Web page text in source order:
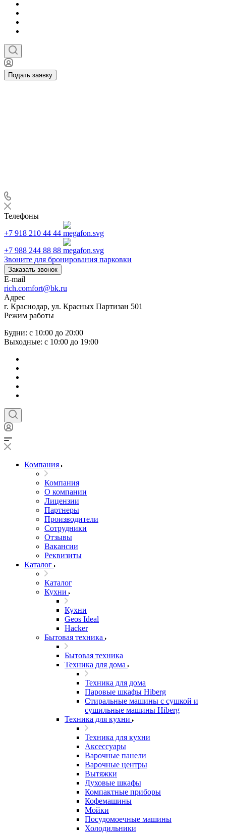
Подать заявку
Телефоны
+7 918 210 44 44
+7 988 244 88 88
Звоните для бронирования парковки
Заказать звонок
E-mail
rich.comfort@bk.ru
Адрес
г. Краснодар, ул. Красных Партизан 501
Режим работы
Будни: с 10:00 до 20:00
Выходные: с 10:00 до 19:00
Компания
Компания
О компании
Лицензии
Партнеры
Производители
Сотрудники
Отзывы
Вакансии
Реквизиты
Каталог
Каталог
Кухни
Кухни
Geos Ideal
Hacker
Бытовая техника
Бытовая техника
Техника для дома
Техника для дома
Паровые шкафы Hiberg
Стиральные машины с сушкой и
сушильные машины Hiberg
Техника для кухни
Техника для кухни
Аксессуары
Варочные панели
Варочные центры
Вытяжки
Духовые шкафы
Компактные приборы
Кофемашины
Мойки
Посудомоечные машины
Холодильники